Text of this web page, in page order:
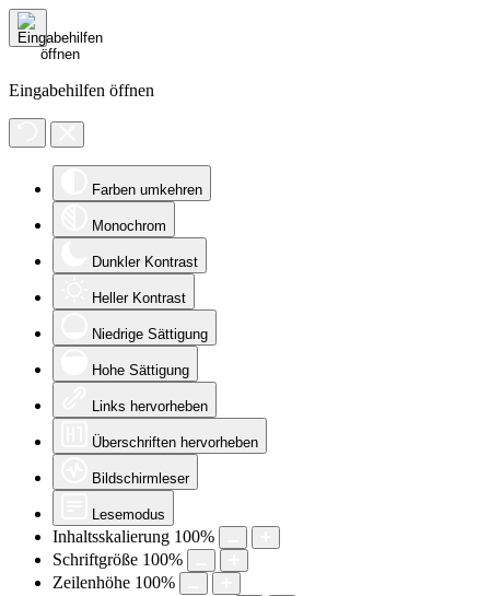
Eingabehilfen öffnen
Farben umkehren
Monochrom
Dunkler Kontrast
Heller Kontrast
Niedrige Sättigung
Hohe Sättigung
Links hervorheben
Überschriften hervorheben
Bildschirmleser
Lesemodus
Inhaltsskalierung 100%
Schriftgröße 100%
Zeilenhöhe 100%